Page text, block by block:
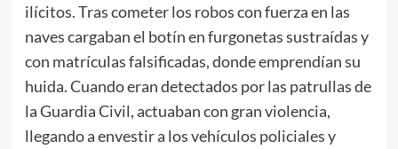
ilícitos. Tras cometer los robos con fuerza en las
naves cargaban el botín en furgonetas sustraídas y
con matrículas falsificadas, donde emprendían su
huida. Cuando eran detectados por las patrullas de
la Guardia Civil, actuaban con gran violencia,
llegando a envestir a los vehículos policiales y